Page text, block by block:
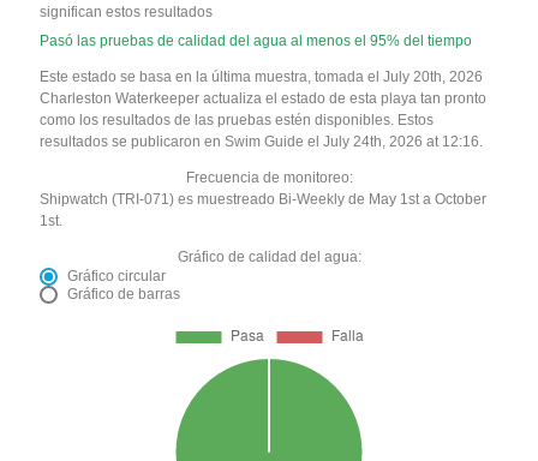
significan estos resultados
Pasó las pruebas de calidad del agua al menos el 95% del tiempo
Este estado se basa en la última muestra, tomada el July 20th, 2026
Charleston Waterkeeper actualiza el estado de esta playa tan pronto
como los resultados de las pruebas estén disponibles. Estos
resultados se publicaron en Swim Guide el July 24th, 2026 at 12:16.
Frecuencia de monitoreo:
Shipwatch (TRI-071) es muestreado Bi-Weekly de May 1st a October
1st.
Gráfico de calidad del agua:
Gráfico circular
Gráfico de barras